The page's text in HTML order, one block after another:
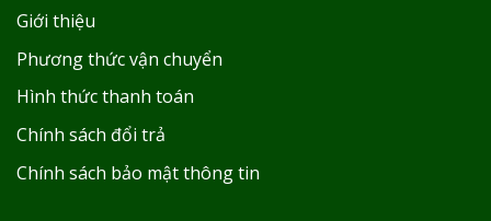
Giới thiệu
Phương thức vận chuyển
Hình thức thanh toán
Chính sách đổi trả
Chính sách bảo mật thông tin